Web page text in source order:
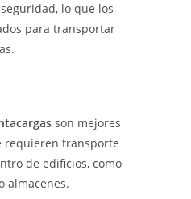
lo que los
para transportar
son mejores
requieren transporte
de edificios, como
almacenes.